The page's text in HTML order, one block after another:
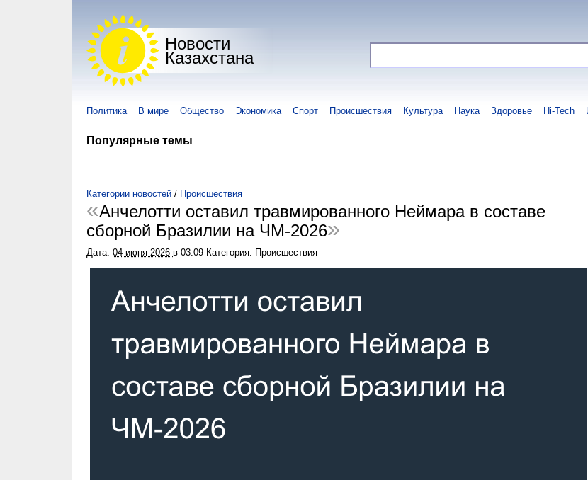
Новости
Казахстана
Политика В мире Общество Экономика Спорт Происшествия Культура Наука Здоровье Hi-Tech
Популярные темы
Категории новостей / Происшествия
Анчелотти оставил травмированного Неймара в составе
сборной Бразилии на ЧМ-2026
Дата: 04 июня 2026 в 03:09 Категория: Происшествия